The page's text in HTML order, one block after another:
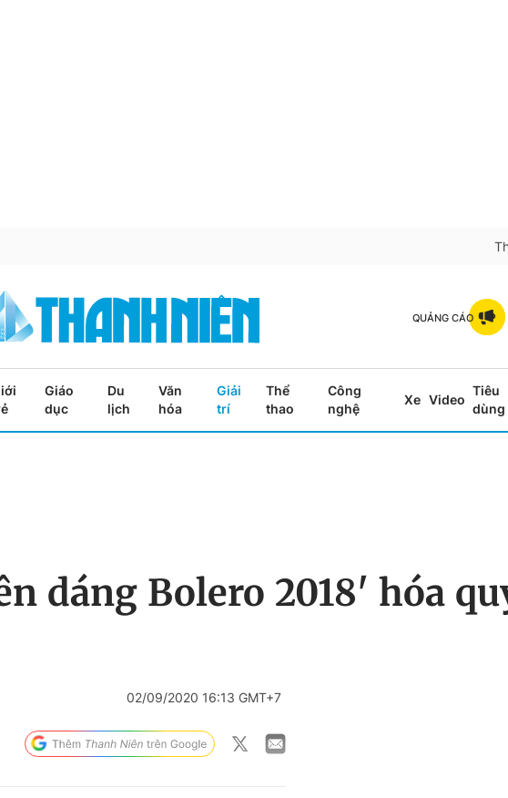
QUẢNG CÁO
Giáo
dục
Du
lịch
Văn
hóa
Giải
trí
Thể
thao
Công
nghệ
Xe Video
Tiêu
dùng
dáng Bolero 2018' hóa
02/09/2020 16:13 GMT+7